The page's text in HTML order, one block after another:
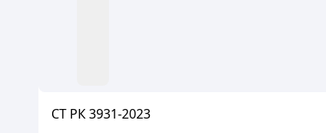
СТ РК 3931-2023